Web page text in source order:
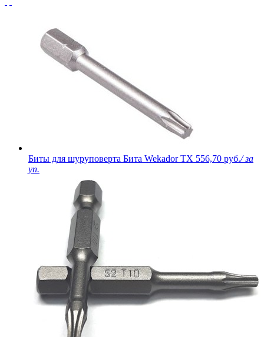
Биты для шуруповерта Бита Wekador TX 556,70 руб./ за
уп.